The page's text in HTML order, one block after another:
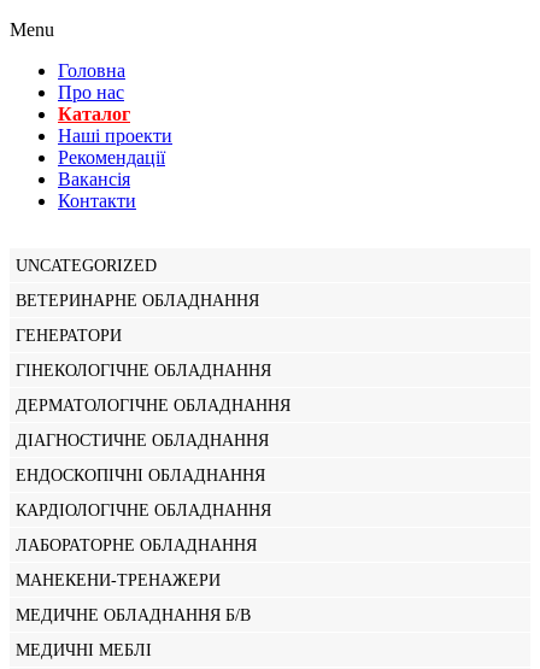
Menu
Головна
Про нас
Каталог
Нашi проекти
Рекомендації
Вакансiя
Контакти
UNCATEGORIZED
ВЕТЕРИНАРНЕ ОБЛАДНАННЯ
ГЕНЕРАТОРИ
ГІНЕКОЛОГІЧНЕ ОБЛАДНАННЯ
ДЕРМАТОЛОГІЧНЕ ОБЛАДНАННЯ
ДІАГНОСТИЧНЕ ОБЛАДНАННЯ
ЕНДОСКОПІЧНІ ОБЛАДНАННЯ
КАРДІОЛОГІЧНЕ ОБЛАДНАННЯ
ЛАБОРАТОРНЕ ОБЛАДНАННЯ
МАНЕКЕНИ-ТРЕНАЖЕРИ
МЕДИЧНЕ ОБЛАДНАННЯ Б/В
МЕДИЧНІ МЕБЛІ